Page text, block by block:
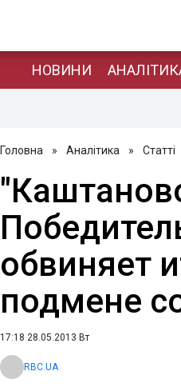
НОВИНИ
Головна » Аналітика » Статті
обвиняет
подмене
17:18 28.05.2013 Вт
RBC.UA